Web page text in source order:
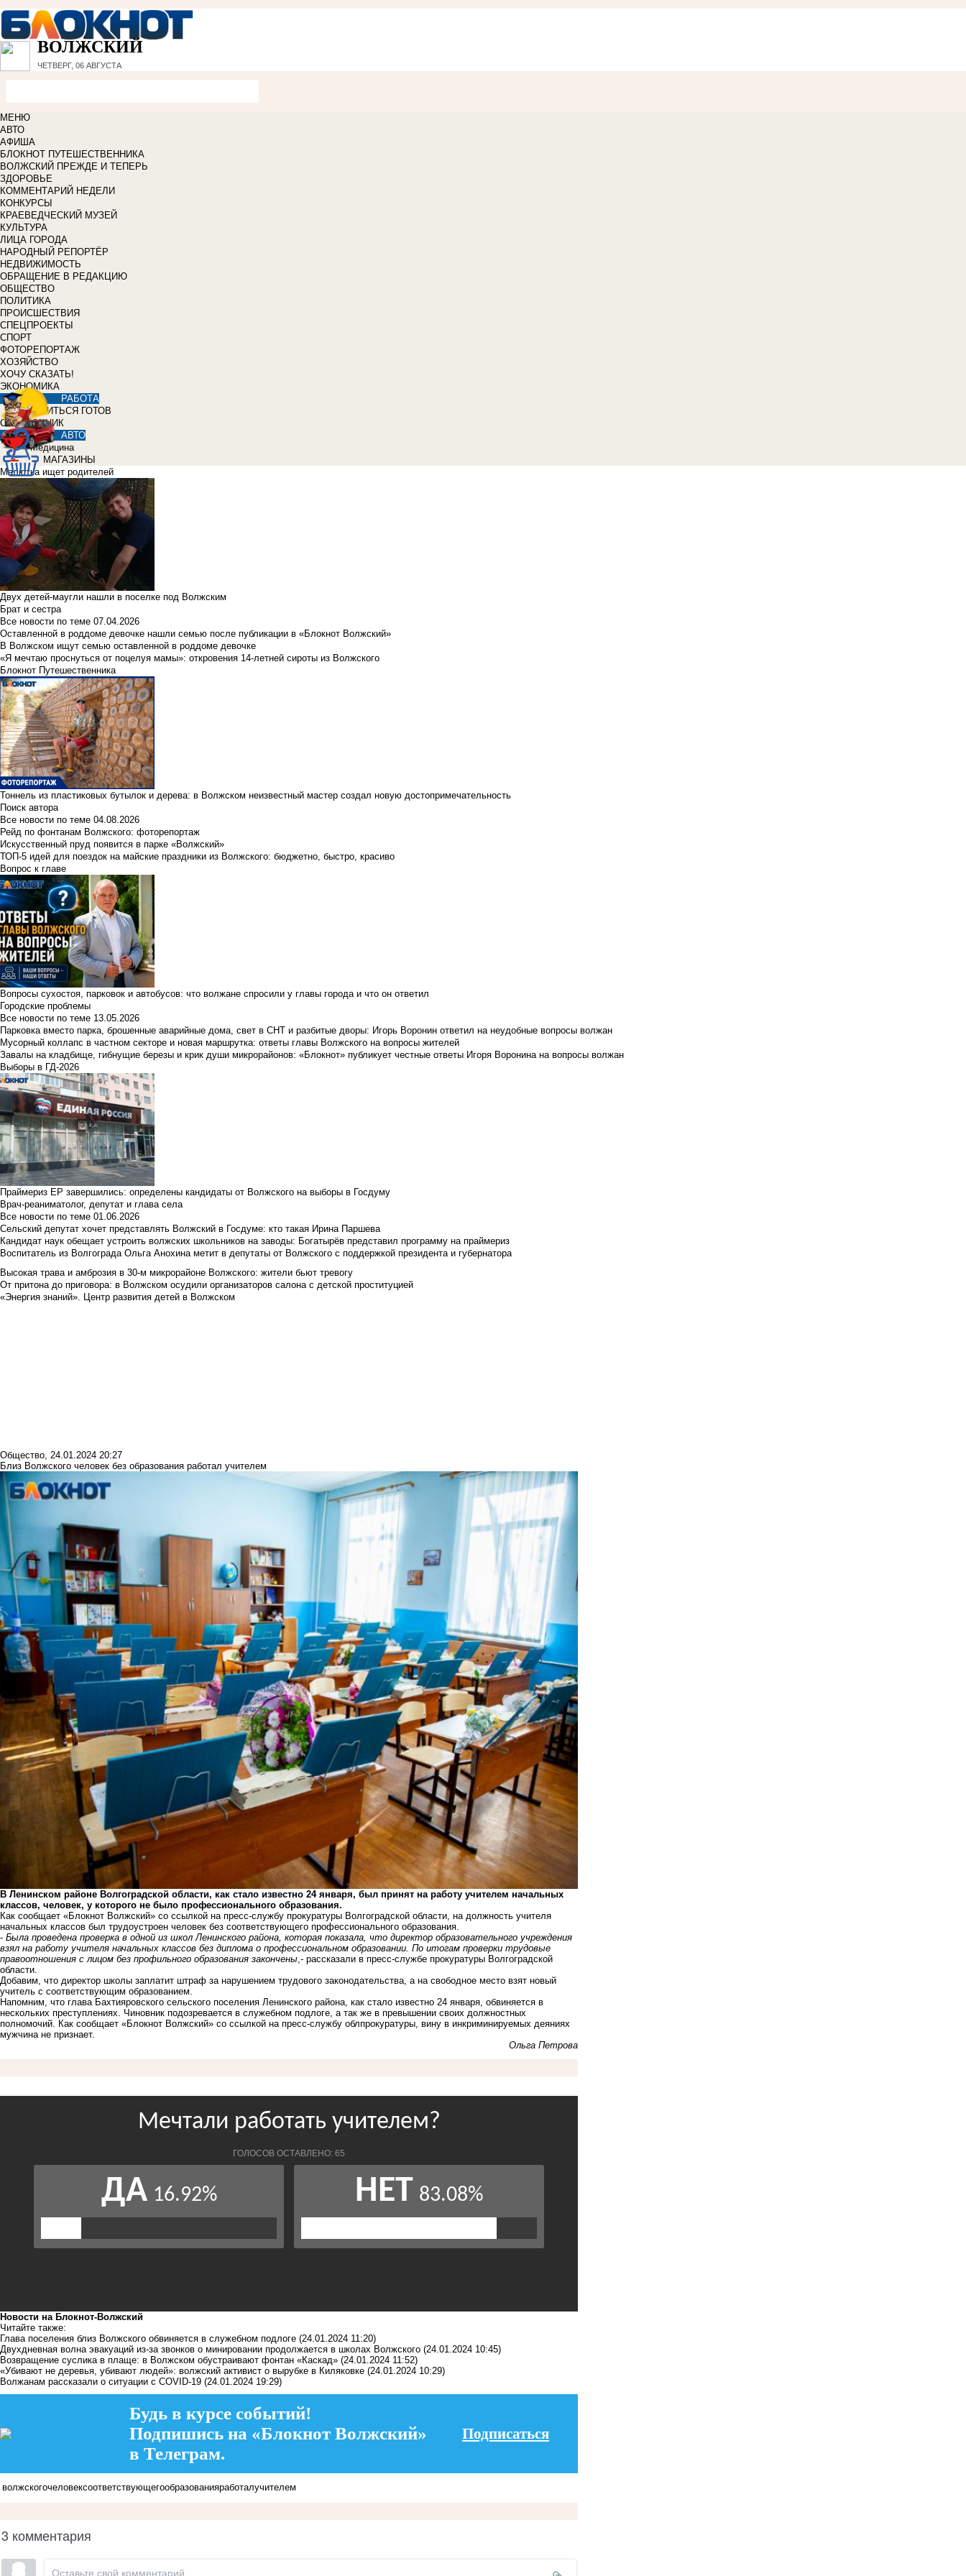
ВОЛЖСКИЙ
ЧЕТВЕРГ, 06 АВГУСТА
МЕНЮ
АВТО
АФИША
БЛОКНОТ ПУТЕШЕСТВЕННИКА
ВОЛЖСКИЙ ПРЕЖДЕ И ТЕПЕРЬ
ЗДОРОВЬЕ
КОММЕНТАРИЙ НЕДЕЛИ
КОНКУРСЫ
КРАЕВЕДЧЕСКИЙ МУЗЕЙ
КУЛЬТУРА
ЛИЦА ГОРОДА
НАРОДНЫЙ РЕПОРТЁР
НЕДВИЖИМОСТЬ
ОБРАЩЕНИЕ В РЕДАКЦИЮ
ОБЩЕСТВО
ПОЛИТИКА
ПРОИСШЕСТВИЯ
СПЕЦПРОЕКТЫ
СПОРТ
ФОТОРЕПОРТАЖ
ХОЗЯЙСТВО
ХОЧУ СКАЗАТЬ!
ЭКОНОМИКА
РАБОТА
УЧИТЬСЯ ГОТОВ
СПРАВОЧНИК
АВТО
Медицина
МАГАЗИНЫ
Малютка ищет родителей
Двух детей-маугли нашли в поселке под Волжским
Брат и сестра
Все новости по теме 07.04.2026
Оставленной в роддоме девочке нашли семью после публикации в «Блокнот Волжский»
В Волжском ищут семью оставленной в роддоме девочке
«Я мечтаю проснуться от поцелуя мамы»: откровения 14-летней сироты из Волжского
Блокнот Путешественника
Тоннель из пластиковых бутылок и дерева: в Волжском неизвестный мастер создал новую достопримечательность
Поиск автора
Все новости по теме 04.08.2026
Рейд по фонтанам Волжского: фоторепортаж
Искусственный пруд появится в парке «Волжский»
ТОП-5 идей для поездок на майские праздники из Волжского: бюджетно, быстро, красиво
Вопрос к главе
Вопросы сухостоя, парковок и автобусов: что волжане спросили у главы города и что он ответил
Городские проблемы
Все новости по теме 13.05.2026
Парковка вместо парка, брошенные аварийные дома, свет в СНТ и разбитые дворы: Игорь Воронин ответил на неудобные вопросы волжан
Мусорный коллапс в частном секторе и новая маршрутка: ответы главы Волжского на вопросы жителей
Завалы на кладбище, гибнущие березы и крик души микрорайонов: «Блокнот» публикует честные ответы Игоря Воронина на вопросы волжан
Выборы в ГД-2026
Праймериз ЕР завершились: определены кандидаты от Волжского на выборы в Госдуму
Врач-реаниматолог, депутат и глава села
Все новости по теме 01.06.2026
Сельский депутат хочет представлять Волжский в Госдуме: кто такая Ирина Паршева
Кандидат наук обещает устроить волжских школьников на заводы: Богатырёв представил программу на праймериз
Воспитатель из Волгограда Ольга Анохина метит в депутаты от Волжского с поддержкой президента и губернатора
Высокая трава и амброзия в 30‑м микрорайоне Волжского: жители бьют тревогу
От притона до приговора: в Волжском осудили организаторов салона с детской проституцией
«Энергия знаний». Центр развития детей в Волжском
Общество, 24.01.2024 20:27
Близ Волжского человек без образования работал учителем
В Ленинском районе Волгоградской области, как стало известно 24 января, был принят на работу учителем начальных
классов, человек, у которого не было профессионального образования.
Как сообщает «Блокнот Волжский» со ссылкой на пресс-службу прокуратуры Волгоградской области, на должность учителя
начальных классов был трудоустроен человек без соответствующего профессионального образования.
- Была проведена проверка в одной из школ Ленинского района, которая показала, что директор образовательного учреждения
взял на работу учителя начальных классов без диплома о профессиональном образовании. По итогам проверки трудовые
правоотношения с лицом без профильного образования закончены,- рассказали в пресс-службе прокуратуры Волгоградской
области.
Добавим, что директор школы заплатит штраф за нарушением трудового законодательства, а на свободное место взят новый
учитель с соответствующим образованием.
Напомним, что глава Бахтияровского сельского поселения Ленинского района, как стало известно 24 января, обвиняется в
нескольких преступлениях. Чиновник подозревается в служебном подлоге, а так же в превышении своих должностных
полномочий. Как сообщает «Блокнот Волжский» со ссылкой на пресс-службу облпрокуратуры, вину в инкриминируемых деяниях
мужчина не признает.
Ольга Петрова
Новости на Блoкнoт-Волжский
Читайте также:
Глава поселения близ Волжского обвиняется в служебном подлоге (24.01.2024 11:20)
Двухдневная волна эвакуаций из-за звонков о минировании продолжается в школах Волжского (24.01.2024 10:45)
Возвращение суслика в плаще: в Волжском обустраивают фонтан «Каскад» (24.01.2024 11:52)
«Убивают не деревья, убивают людей»: волжский активист о вырубке в Киляковке (24.01.2024 10:29)
Волжанам рассказали о ситуации с COVID-19 (24.01.2024 19:29)
Будь в курсе событий!
Подпишись на «Блокнот Волжский»
в Телеграм.
Подписаться
волжскогочеловексоответствующегообразованияработалучителем
3 комментария